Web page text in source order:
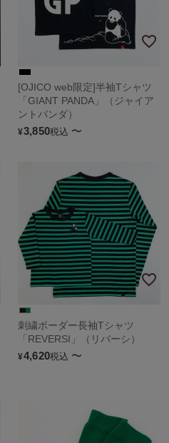
[OJICO web限定]半袖Tシャツ
「GIANT PANDA」（ジャイア
ントパンダ）
¥3,850税込 〜
刺繍ボーダー長袖Tシャツ
「REVERSI」（リバーシ）
¥4,620税込 〜